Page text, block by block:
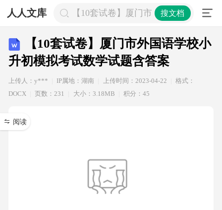
人人文库 【10套试卷】厦门市外国语学校小升
搜文档
【10套试卷】厦门市外国语学校小
升初模拟考试数学试题含答案
上传人：y*** IP属地：湖南 上传时间：2023-04-22
格式：
DOCX
页数：231 大小：3.18MB 积分：45
阅读